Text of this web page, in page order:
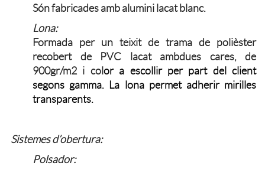
Són fabricades amb alumini lacat blanc.
Lona:
Formada per un teixit de trama de polièster
recobert de PVC lacat ambdues cares, de
900gr/m2 i col or a escollir per part del client
segons gamma. La lona permet adherir mirilles
transparents.
Sistemes d’obertura:
Polsador: